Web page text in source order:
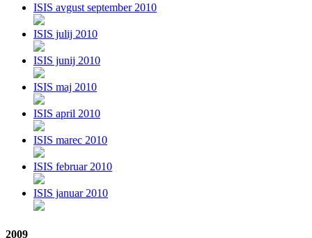
ISIS avgust september 2010
ISIS julij 2010
ISIS junij 2010
ISIS maj 2010
ISIS april 2010
ISIS marec 2010
ISIS februar 2010
ISIS januar 2010
2009